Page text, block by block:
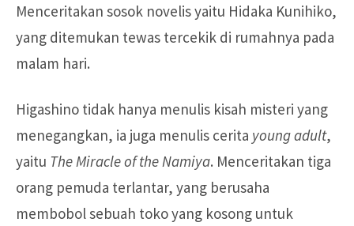
Menceritakan sosok novelis yaitu Hidaka Kunihiko,
yang ditemukan tewas tercekik di rumahnya pada
malam hari.
Higashino tidak hanya menulis kisah misteri yang
menegangkan, ia juga menulis cerita young adult,
yaitu The Miracle of the Namiya. Menceritakan tiga
orang pemuda terlantar, yang berusaha
membobol sebuah toko yang kosong untuk